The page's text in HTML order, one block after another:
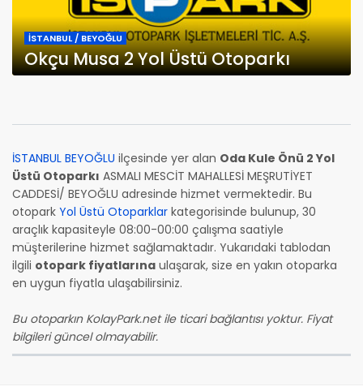
İSTANBUL / BEYOĞLU
Okçu Musa 2 Yol Üstü Otoparkı
İSTANBUL BEYOĞLU ilçesinde yer alan Oda Kule Önü 2 Yol
Üstü Otoparkı ASMALI MESCİT MAHALLESİ MEŞRUTİYET
CADDESİ/ BEYOĞLU adresinde hizmet vermektedir. Bu
otopark Yol Üstü Otoparklar kategorisinde bulunup, 30
araçlık kapasiteyle 08:00-00:00 çalışma saatiyle
müşterilerine hizmet sağlamaktadır. Yukarıdaki tablodan
ilgili otopark fiyatlarına ulaşarak, size en yakın otoparka
en uygun fiyatla ulaşabilirsiniz.
Bu otoparkın KolayPark.net ile ticari bağlantısı yoktur. Fiyat
bilgileri güncel olmayabilir.